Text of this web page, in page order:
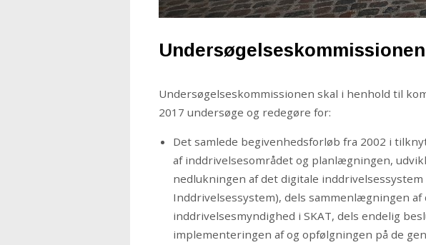
Undersøgelseskommissionen skal i henhold til
2017 undersøge og redegøre for:
Det samlede begivenhedsforløb fra 2002 i
af inddrivelsesområdet og planlægningen,
nedlukningen af det digitale inddrivelsessystem
Inddrivelsessystem), dels sammenlægningen
inddrivelsesmyndighed i SKAT, dels endelig
implementeringen af og opfølgningen på de